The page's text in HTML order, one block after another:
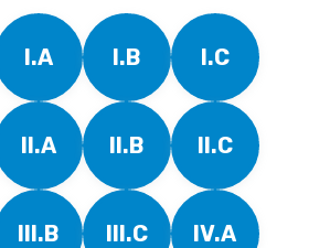
I.A I.B I.C
II.A II.B II.C
III.B III.C IV.A